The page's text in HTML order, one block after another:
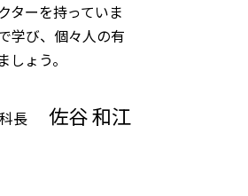
ターを持っていま
学び、個々人の有
ょう。
長 佐谷 和江